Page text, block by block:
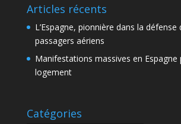
Articles récents
L’Espagne, pionnière dans la
passagers aériens
Manifestations massives en
logement
Catégories